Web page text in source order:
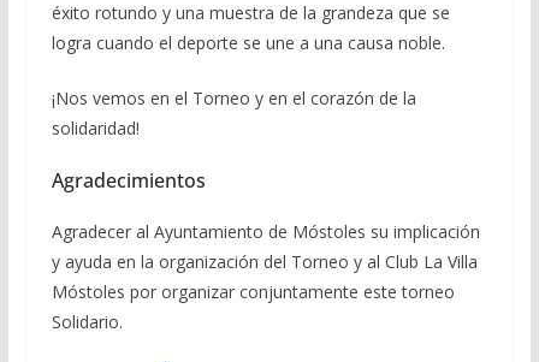
éxito rotundo y una muestra de la grandeza que se
logra cuando el deporte se une a una causa noble.
¡Nos vemos en el Torneo y en el corazón de la
solidaridad!
Agradecimientos
Agradecer al Ayuntamiento de Móstoles su implicación
y ayuda en la organización del Torneo y al Club La Villa
Móstoles por organizar conjuntamente este torneo
Solidario.